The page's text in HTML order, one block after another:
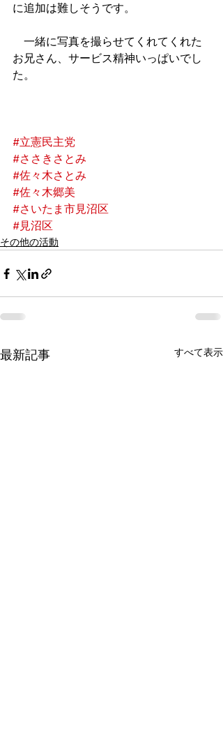
に追加は難しそうです。
一緒に写真を撮らせてくれてくれた
お兄さん、サービス精神いっぱいでし
た。
#立憲民主党
#ささきさとみ
#佐々木さとみ
#佐々木郷美
#さいたま市見沼区
#見沼区
その他の活動
最新記事 すべて表示